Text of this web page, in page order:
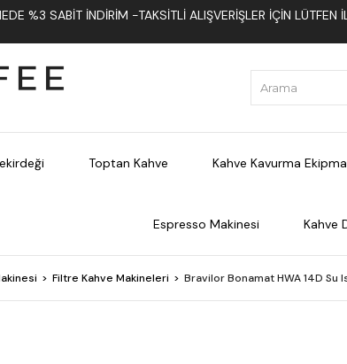
%3 SABIT İNDIRIM -TAKSITLI ALIŞVERIŞLER İÇIN
Toptan Kahve Kahve Kavurma
Espresso Makinesi Kahve
Filtre Kahve Makineleri Bravilor Bonamat HWA 14D Su